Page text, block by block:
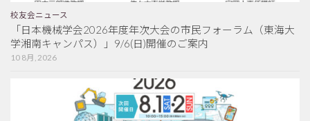
校友会ニュース
「日本機械学会2026年度年次大会の市民フォーラム（東海大
学湘南キャンパス）」9/6(日)開催のご案内
10 8月, 2026